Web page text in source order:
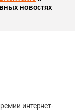
новостях
интернет-